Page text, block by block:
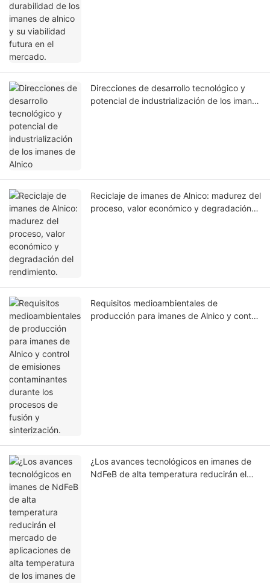
Direcciones de desarrollo tecnológico y
potencial de industrialización de los imanes
Reciclaje de imanes de Alnico: madurez del
proceso, valor económico y degradación
Requisitos medioambientales de
producción para imanes de Alnico y control
¿Los avances tecnológicos en imanes de
NdFeB de alta temperatura reducirán el